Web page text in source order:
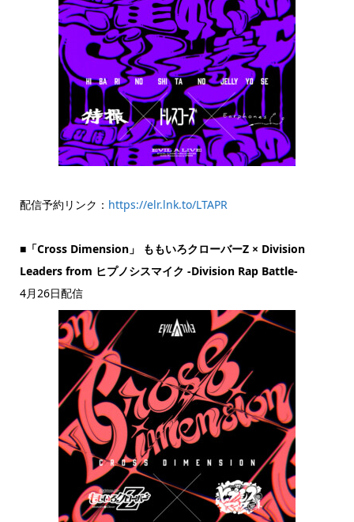
配信予約リンク： https://elr.lnk.to/LTAPR
■「Cross Dimension」 ももいろクローバーZ × Division
Leaders from ヒプノシスマイク -Division Rap Battle-
4月26日配信